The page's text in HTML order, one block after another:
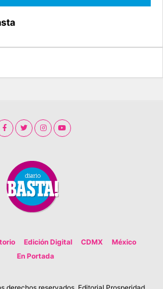
Edición Digital CDMX
México
En Portada